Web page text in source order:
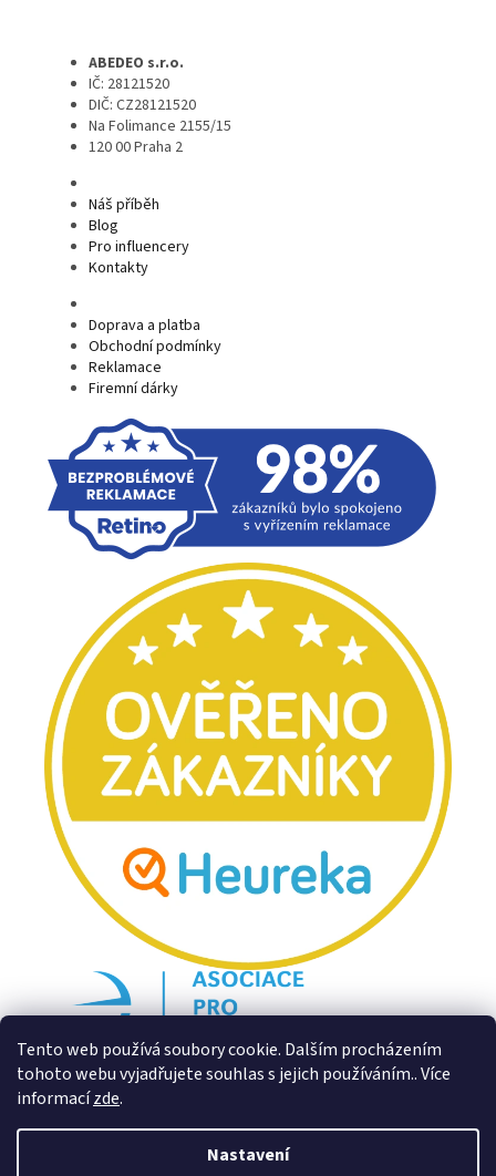
Tento web používá soubory cookie. Dalším procházením
tohoto webu vyjadřujete souhlas s jejich používáním.. Více
informacízde.
Nastavení
ABEDEO s.r.o.
IČ: 28121520
DIČ: CZ28121520
Na Folimance 2155/15
120 00 Praha 2
Náš příběh
Blog
Pro influencery
Kontakty
Doprava a platba
Obchodní podmínky
Reklamace
Firemní dárky